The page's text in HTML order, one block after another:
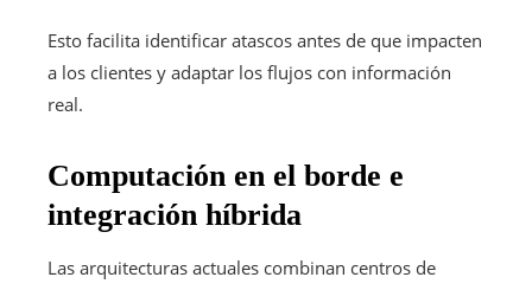
Esto facilita identificar atascos antes de que impacten
a los clientes y adaptar los flujos con información
real.
Computación en el borde e
integración híbrida
Las arquitecturas actuales combinan centros de